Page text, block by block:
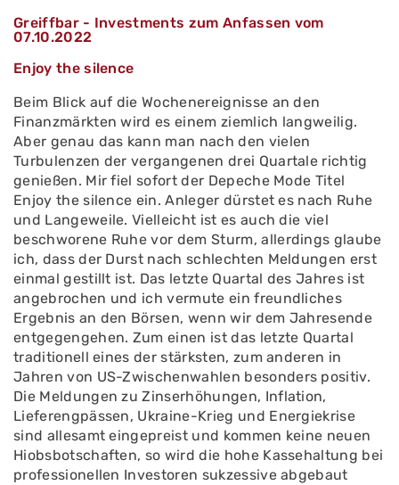
Greiffbar - Investments zum Anfassen vom
07.10.2022
Enjoy the silence
Beim Blick auf die Wochenereignisse an den
Finanzmärkten wird es einem ziemlich langweilig.
Aber genau das kann man nach den vielen
Turbulenzen der vergangenen drei Quartale richtig
genießen. Mir fiel sofort der Depeche Mode Titel
Enjoy the silence ein. Anleger dürstet es nach Ruhe
und Langeweile. Vielleicht ist es auch die viel
beschworene Ruhe vor dem Sturm, allerdings glaube
ich, dass der Durst nach schlechten Meldungen erst
einmal gestillt ist. Das letzte Quartal des Jahres ist
angebrochen und ich vermute ein freundliches
Ergebnis an den Börsen, wenn wir dem Jahresende
entgegengehen. Zum einen ist das letzte Quartal
traditionell eines der stärksten, zum anderen in
Jahren von US-Zwischenwahlen besonders positiv.
Die Meldungen zu Zinserhöhungen, Inflation,
Lieferengpässen, Ukraine-Krieg und Energiekrise
sind allesamt eingepreist und kommen keine neuen
Hiobsbotschaften, so wird die hohe Kassehaltung bei
professionellen Investoren sukzessive abgebaut